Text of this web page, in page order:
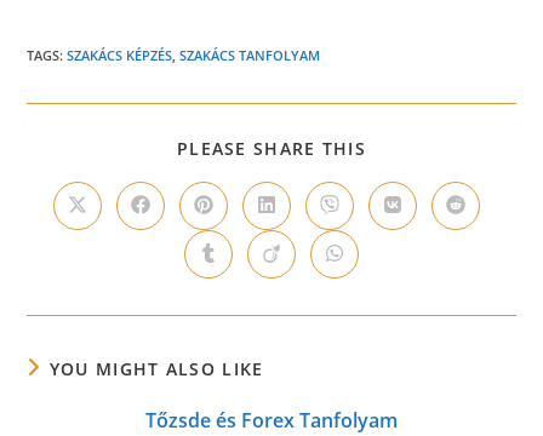
TAGS:SZAKÁCS KÉPZÉS, SZAKÁCS TANFOLYAM
PLEASE SHARE THIS
CONTENT
Opens
in
Opens
in
window
Opens
in
a
new
window
Opens
in
a
new
window
Opens
in
a
new
window
Opens
in
Opens
in
Opens
in
new
Opens
in
new
Opens
in
new
YOU MIGHT ALSO LIKE
Tőzsde és Forex Tanfolyam